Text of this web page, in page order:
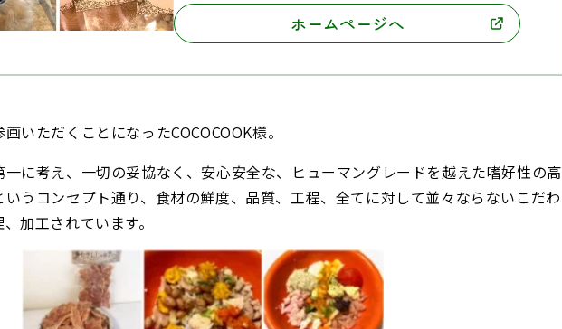
ホームページへ
いただくことになったCOCOCOOK様。
一に考え、一切の妥協なく、安心安全な、ヒューマングレードを越えた嗜好性の高
うコンセプト通り、食材の鮮度、品質、工程、全てに対して並々ならないこだわ
加工されています。